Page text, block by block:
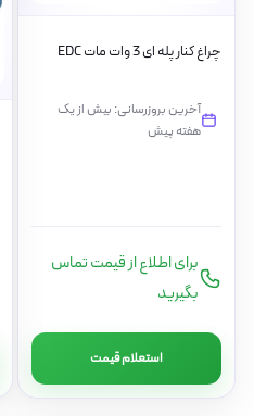
چراغ کنار پله ای 3 وات مات EDC
آخرین بروزرسانی: بیش از یک
هفته پیش
برای اطلاع از قیمت تماس
بگیرید
استعلام قیمت